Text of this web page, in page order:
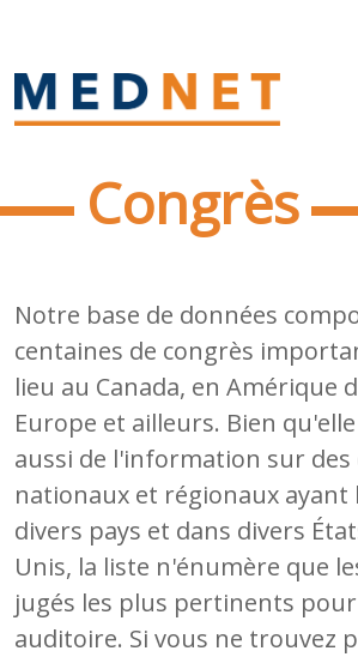
Congrès
Notre base de données
centaines de congrès
lieu au Canada, en Amérique
Europe et ailleurs. Bien
aussi de l'information sur des
nationaux et régionaux ayant
divers pays et dans divers
Unis, la liste n'énumère que
jugés les plus pertinents
auditoire. Si vous ne trouvez